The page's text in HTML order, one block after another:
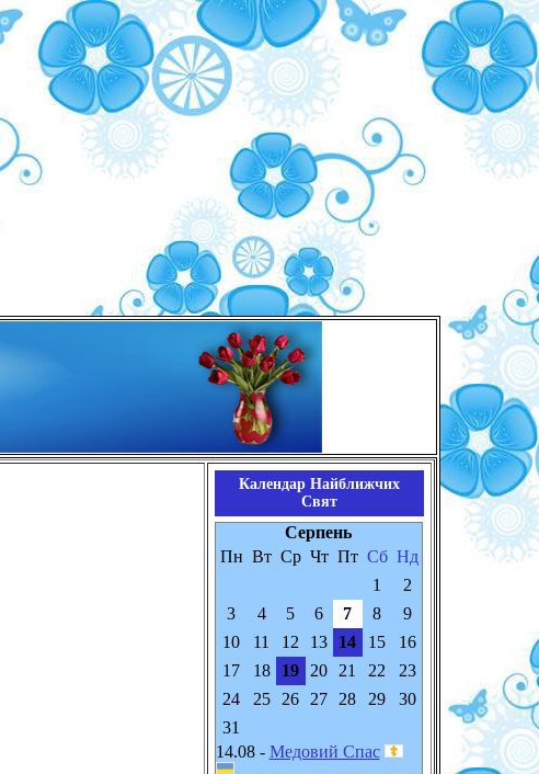
Календар Найближчих
Свят
Серпень
Пн Вт Ср Чт Пт Сб Нд
1
2
3
4 5 6 7 8
9
10
11 12 13 14 15
16
17
18 19 20 21 22
23
24
25 26 27 28 29
30
31
14.08 - Медовий Спас